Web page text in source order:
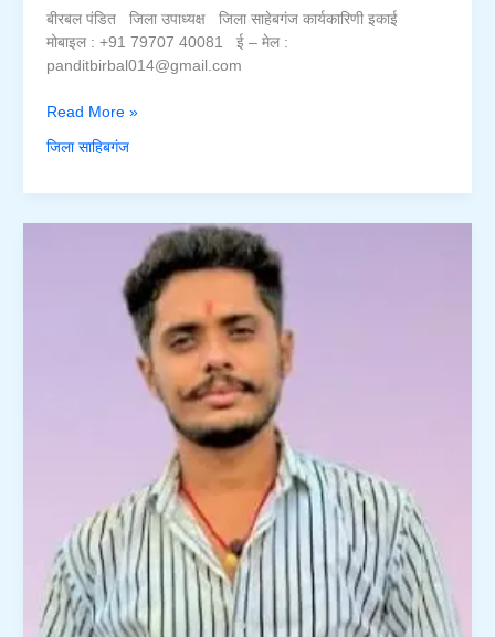
बीरबल पंडित जिला उपाध्यक्ष जिला साहेबगंज कार्यकारिणी इकाई
मोबाइल : +91 79707 40081 ई – मेल :
panditbirbal014@gmail.com
बीरबल
Read More »
जिला साहिबगंज